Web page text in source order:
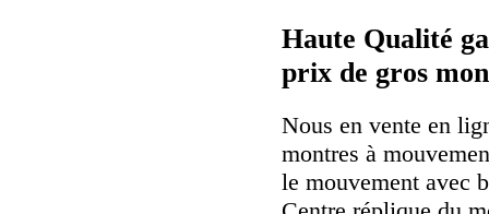
Haute Qualité
prix de gros
Nous en vente en
montres à
le mouvement avec